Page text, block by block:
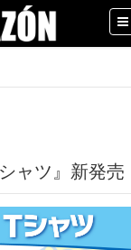
ャツ』新発売